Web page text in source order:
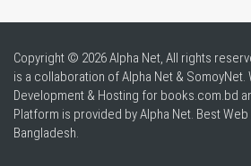
Copyright © 2026 Alpha Net, All rights
is a collaboration of Alpha Net & SomoyNet.
Development & Hosting for books.com.bd
Platform is provided by Alpha Net. BestWeb
Bangladesh.